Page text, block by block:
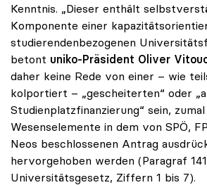
Kenntnis. „Dieser enthält
Komponente einer
studierendenbezogenen
betont uniko-Präsident Oliver
daher keine Rede von einer – wie
kolportiert – „gescheiterten“ oder
Studienplatzfinanzierung“ sein,
Wesenselemente in dem von SPÖ,
Neos beschlossenen Antrag
hervorgehoben werden (Paragraf
Universitätsgesetz, Ziffern 1 bis 7).